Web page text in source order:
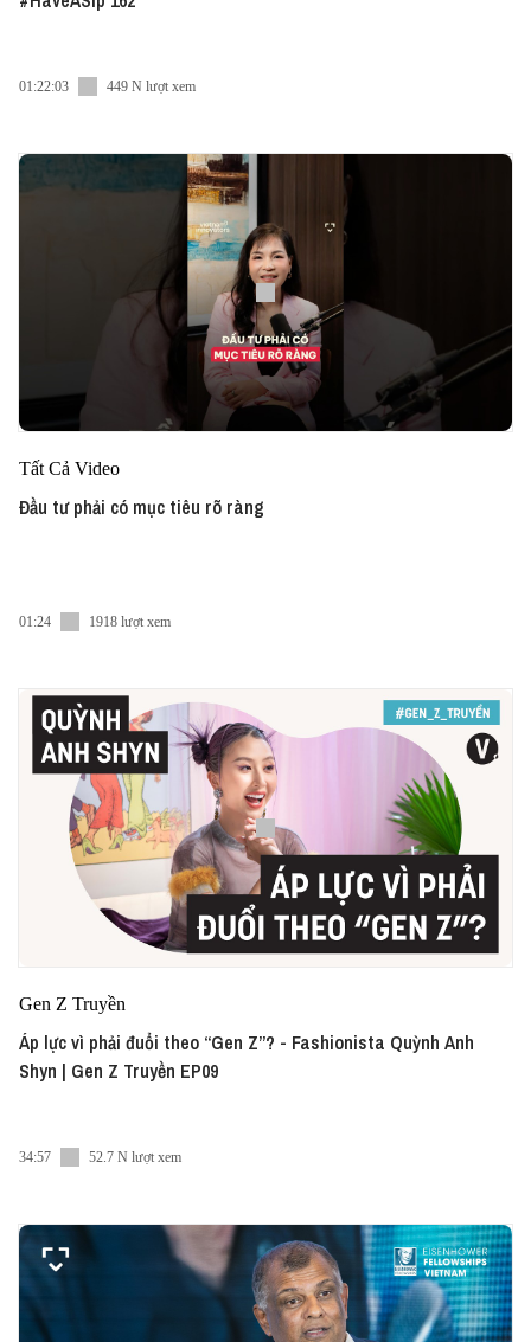
01:22:03 449 N lượt xem
Tất Cả Video
Đầu tư phải có mục tiêu rõ ràng
01:24 1918 lượt xem
Gen Z Truyền
Áp lực vì phải đuổi theo “Gen Z”? - Fashionista Quỳnh Anh
Shyn | Gen Z Truyền EP09
34:57 52.7 N lượt xem